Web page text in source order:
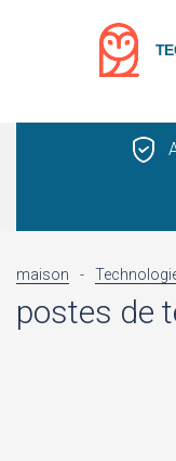
maison -
postes de